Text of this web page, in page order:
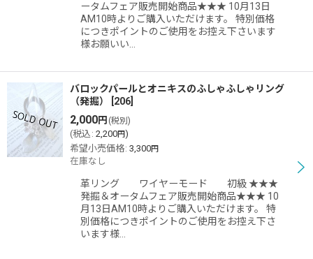
ータムフェア販売開始商品★★★ 10月13日
AM10時よりご購入いただけます。 特別価格
につきポイントのご使用をお控え下さいます
様お願いい…
バロックパールとオニキスのふしゃふしゃリング
（発掘）
206
2,000円 (税別)
(税込 : 2,200円)
希望小売価格: 3,300円
在庫なし
革リング ワイヤーモード 初級 ★★★
発掘＆オータムフェア販売開始商品★★★ 10
月13日AM10時よりご購入いただけます。 特
別価格につきポイントのご使用をお控え下さ
います様…